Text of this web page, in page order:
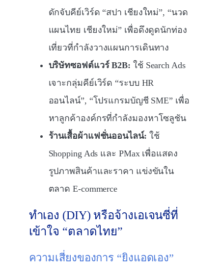
ดักจับคีย์เวิร์ด “สปา เชียงใหม่”, “นวด
แผนไทย เชียงใหม่” เพื่อดึงดูดนักท่อง
เที่ยวที่กำลังวางแผนการเดินทาง
บริษัทซอฟต์แวร์ B2B: ใช้ Search Ads
เจาะกลุ่มคีย์เวิร์ด “ระบบ HR
ออนไลน์”, “โปรแกรมบัญชี SME” เพื่อ
หาลูกค้าองค์กรที่กำลังมองหาโซลูชัน
ร้านเสื้อผ้าแฟชั่นออนไลน์: ใช้
Shopping Ads และ PMax เพื่อแสดง
รูปภาพสินค้าและราคา แข่งขันใน
ตลาด E-commerce
ทำเอง (DIY) หรือจ้างเอเจนซี่ที่
เข้าใจ “ตลาดไทย”
ความเสี่ยงของการ “ยิงแอดเอง”